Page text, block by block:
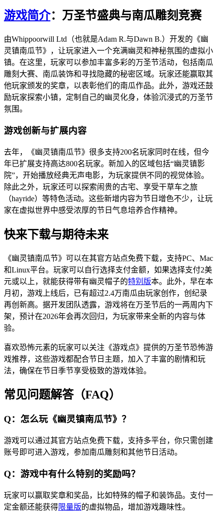
游戏简介：万圣节盛典与南瓜雕刻竞赛
由Whippoorwill Ltd（也就是Adam R.与Dawn B.）开发的《幽
灵镇南瓜节》，让玩家进入一个充满幽灵和神秘氛围的虚拟小
镇。在这里，玩家可以参加丰富多彩的万圣节活动，包括南瓜
雕刻大赛、南瓜装饰和寻找隐藏的秘密区域。玩家还能赢取其
他玩家颁发的奖章，以表彰他们的南瓜作品。此外，游戏还鼓
励玩家探索小镇，定制自己的幽灵化身，体验沉浸式的万圣节
氛围。
游戏创新与扩展内容
去年，《幽灵镇南瓜节》很多支持200名玩家同时在线，但今
年已扩展支持高达800名玩家。新加入的区域包括“幽灵镇影
院”，开始播放经典无声电影，为玩家提供不同的视觉体验。
除此之外，玩家还可以探索闹贵的古宅、享受干草车之旅
（hayride）等特色活动。这些新增内容为节日增色不少，让玩
家在虚拟世界中感受浓厚的节日气息培养合作精神。
快来下载与期待未来
《幽灵镇南瓜节》可以在其官方站点免费下载，支持PC、Mac
和Linux平台。玩家可以自行选择支付金额，如果选择支付2美
元或以上，就能获得带有幽灵帽子的特别版本。此外，早在本
月初，游戏上线后，已有超过2.4万南瓜由玩家创作，创纪录
再创新高。据开发团队透露，游戏将在万圣节后的一两周内下
架，预计在2026年会再次回归，为玩家带来全新的内容与体
验。
喜欢恐怖元素的玩家可以关注《游戏点》提供的万圣节恐怖游
戏推荐，这些游戏都配合节日主题，加入了丰富的剧情和玩
法，确保在节日季节享受极致的游戏体验。
常见问题解答（FAQ）
Q：怎么玩《幽灵镇南瓜节》？
游戏可以通过其官方站点免费下载，支持多平台，你只需创建
账号即可进入游戏，参加南瓜雕刻和其他节日活动。
Q：游戏中有什么特别的奖励吗？
玩家可以赢取奖章和奖品，比如特殊的帽子和装饰品。支付一
定金额还能获得限量版的虚拟物品，增加游戏趣味性。